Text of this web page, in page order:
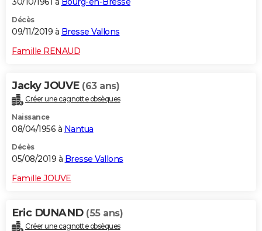
Décès
09/11/2019 à Bresse Vallons
Famille RENAUD
Jacky JOUVE (63 ans)
Créer une cagnotte obsèques
Naissance
08/04/1956 à Nantua
Décès
05/08/2019 à Bresse Vallons
Famille JOUVE
Eric DUNAND (55 ans)
Créer une cagnotte obsèques